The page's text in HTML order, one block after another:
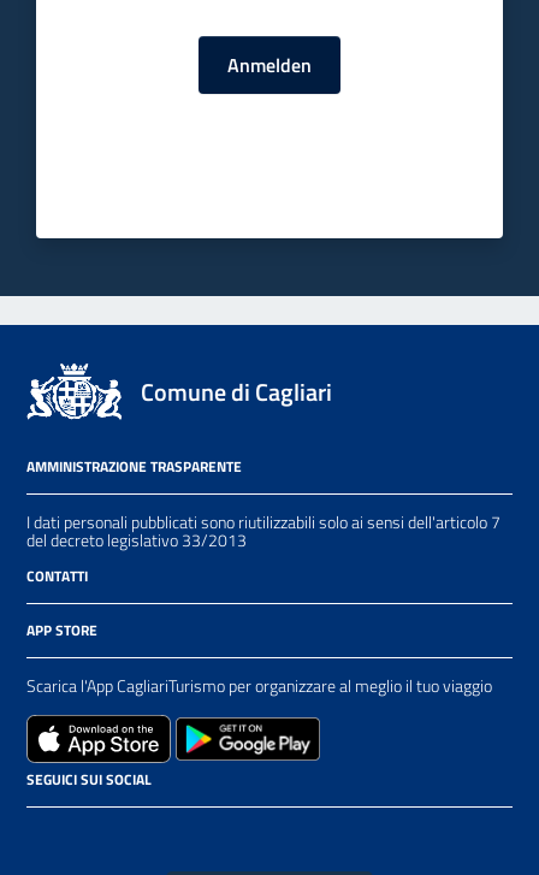
Anmelden
Comune di Cagliari
AMMINISTRAZIONE TRASPARENTE
I dati personali pubblicati sono riutilizzabili solo ai sensi dell'articolo 7
del decreto legislativo 33/2013
CONTATTI
APP STORE
Scarica l'App CagliariTurismo per organizzare al meglio il tuo viaggio
SEGUICI SUI SOCIAL